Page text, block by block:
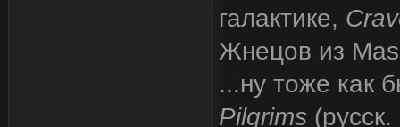
галактике,
Жнецов из
...ну тоже как
Pilgrims (русск.